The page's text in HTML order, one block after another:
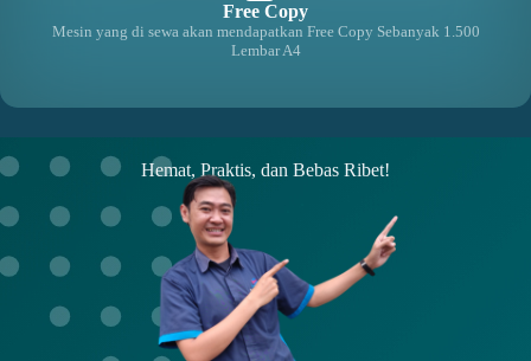
Free Copy
Mesin yang di sewa akan mendapatkan Free Copy Sebanyak 1.500
Lembar A4
Hemat, Praktis, dan Bebas Ribet!